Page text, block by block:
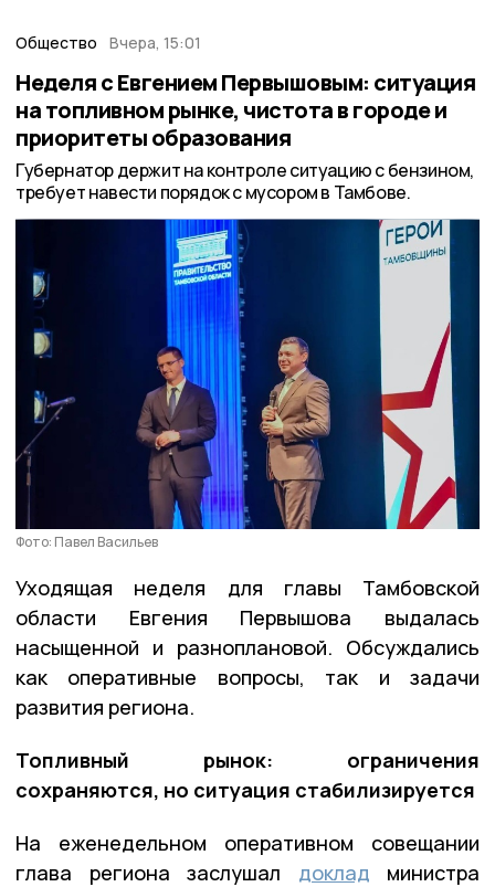
Общество Вчера, 15:01
Неделя с Евгением Первышовым: ситуация
на топливном рынке, чистота в городе и
приоритеты образования
Губернатор держит на контроле ситуацию с бензином,
требует навести порядок с мусором в Тамбове.
Фото: Павел Васильев
Уходящая неделя для главы Тамбовской
области Евгения Первышова выдалась
насыщенной и разноплановой. Обсуждались
как оперативные вопросы, так и задачи
развития региона.
Топливный рынок: ограничения
сохраняются, но ситуация стабилизируется
На еженедельном оперативном совещании
глава региона заслушал доклад министра